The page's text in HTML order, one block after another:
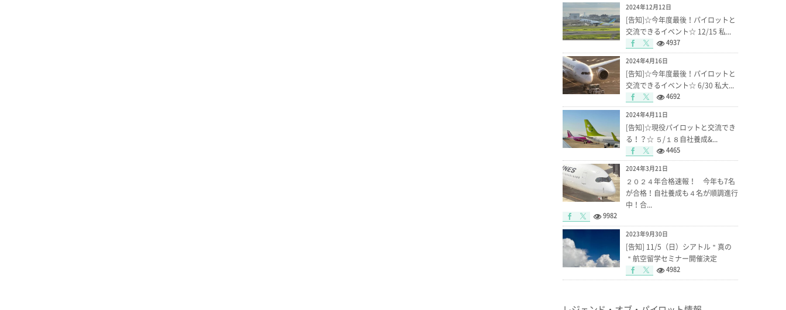
2024年12月12日
[告知]☆今年度最後！パイロットと
交流できるイベント☆ 12/15 私...
4937
2024年4月16日
[告知]☆今年度最後！パイロットと
交流できるイベント☆ 6/30 私大...
4692
2024年4月11日
[告知]☆現役パイロットと交流でき
る！？☆ ５/１８自社養成&...
4465
2024年3月21日
２０２４年合格速報！ 今年も7名
が合格！自社養成も４名が順調進行
中！合...
9982
2023年9月30日
[告知] 11/5（日）シアトル＂真の
＂航空留学セミナー開催決定
4982